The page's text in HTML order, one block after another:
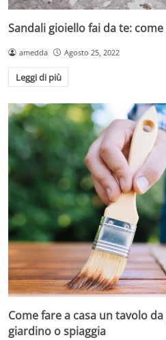
Sandali gioiello fai da te:
amedda Agosto 25, 2022
Leggi di più
Come fare a casa un tavolo
giardino o spiaggia